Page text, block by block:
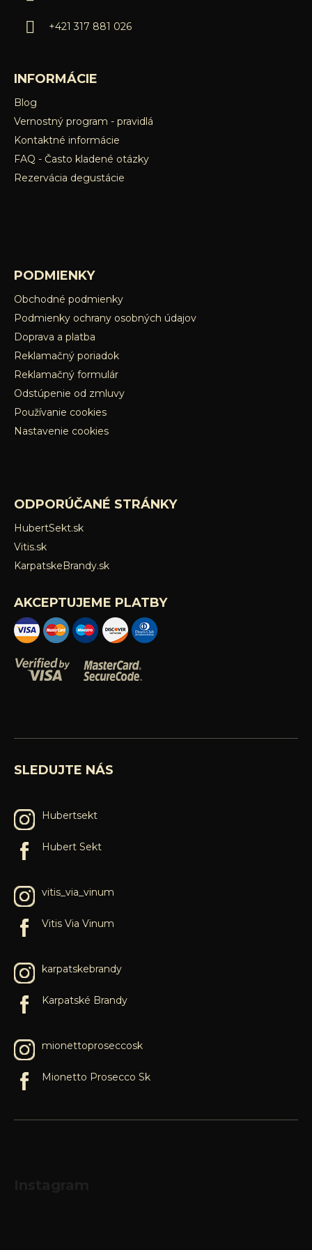
+421 317 881 026
INFORMÁCIE
Blog
Vernostný program - pravidlá
Kontaktné informácie
FAQ - Často kladené otázky
Rezervácia degustácie
PODMIENKY
Obchodné podmienky
Podmienky ochrany osobných údajov
Doprava a platba
Reklamačný poriadok
Reklamačný formulár
Odstúpenie od zmluvy
Používanie cookies
Nastavenie cookies
ODPORÚČANÉ STRÁNKY
HubertSekt.sk
Vitis.sk
KarpatskeBrandy.sk
AKCEPTUJEME PLATBY
SLEDUJTE NÁS
Hubertsekt
Hubert Sekt
vitis_via_vinum
Vitis Via Vinum
karpatskebrandy
Karpatské Brandy
mionettoproseccosk
Mionetto Prosecco Sk